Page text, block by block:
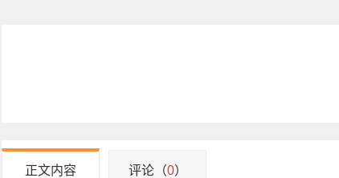
正文内容 评论（0）